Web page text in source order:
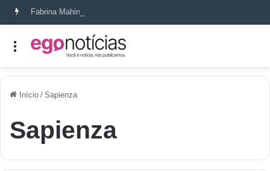
Fabrina Mahin e a arte de reconstruir confiança
Início / Sapienza
Sapienza